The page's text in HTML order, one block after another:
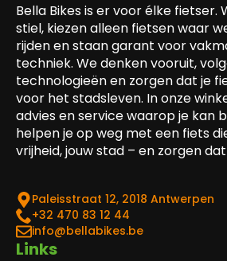
Bella Bikes is er voor élke fietser.
stiel, kiezen alleen fietsen waar
rijden en staan garant voor
techniek. We denken vooruit,
technologieën en zorgen dat je
voor het stadsleven. In onze
advies en service waarop je kan
helpen je op weg met een fiets
vrijheid, jouw stad – en zorgen
Paleisstraat 12, 2018 Antwerpen
‎+32 470 83 12 44
info@bellabikes.be
Links